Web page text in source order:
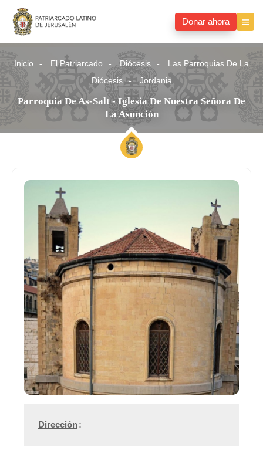
Donar ahora
Inicio El Patriarcado Diócesis
Las Parroquias De La
Diócesis
Jordania
Parroquia De As-Salt - Iglesia De Nuestra Señora De
La Asunción
Dirección: